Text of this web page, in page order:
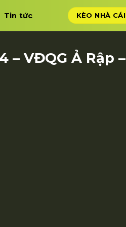
Tin tức KÈO NHÀ CÁI
– VĐQG Ả Rập –